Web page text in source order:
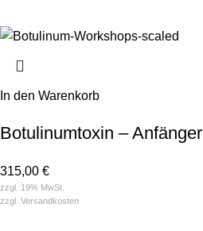
In den Warenkorb
Botulinum­toxin – Anfänger
315,00 €
zzgl. 19% MwSt.
zzgl. Versandkosten